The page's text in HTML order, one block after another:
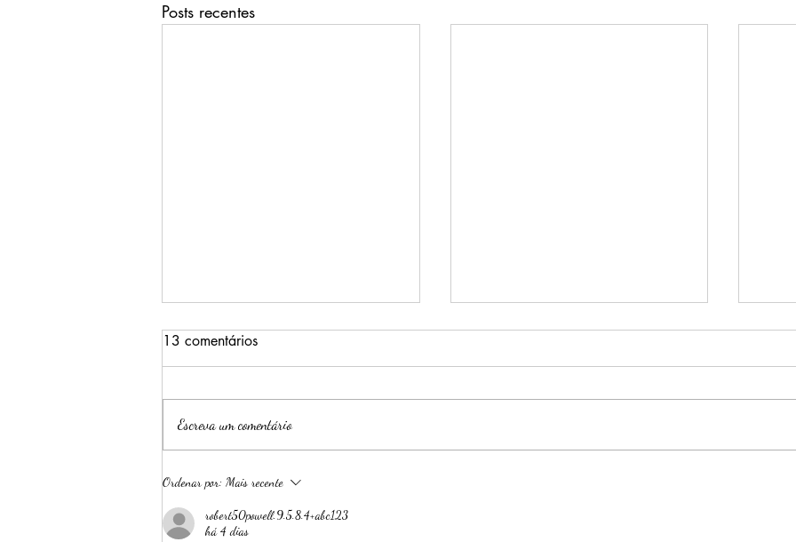
Posts recentes
13 comentários
Escreva um comentário
Ordenar por: Mais recente
robert50powell.9.5.8.4+abc123
há 4 dias